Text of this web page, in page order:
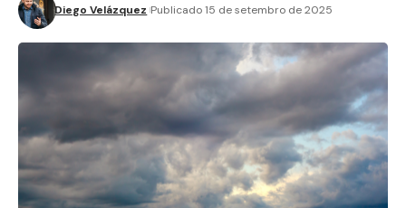
Diego Velázquez Publicado 15 de setembro de 2025